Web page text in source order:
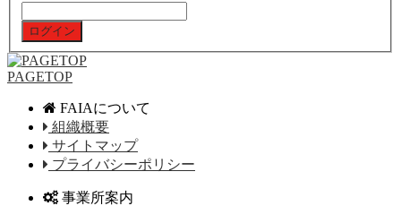
PAGETOP
FAIAについて
組織概要
サイトマップ
プライバシーポリシー
事業所案内